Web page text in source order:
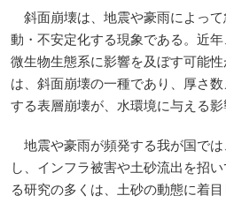
斜面崩壊は、地震や豪雨によっ
動・不安定化する現象である。近
微生物生態系に影響を及ぼす可能
は、斜面崩壊の一種であり、厚さ
する表層崩壊が、水環境に与える影
地震や豪雨が頻発する我が国で
し、インフラ被害や土砂流出を招
る研究の多くは、土砂の動態に着